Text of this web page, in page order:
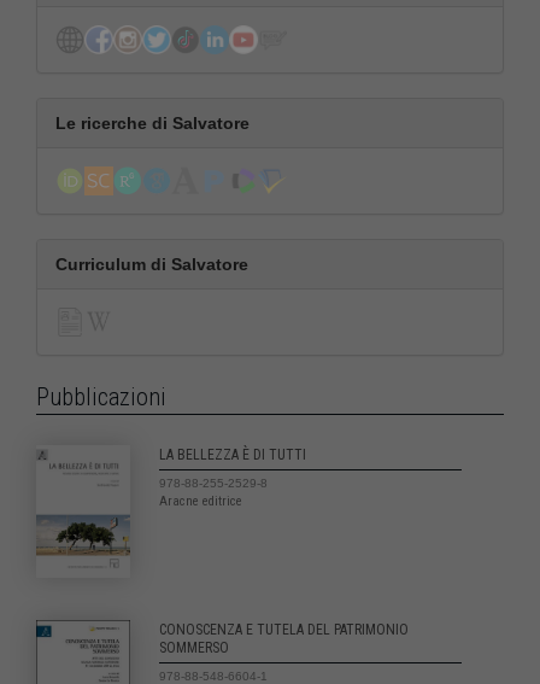
Le ricerche di Salvatore
Curriculum di Salvatore
Pubblicazioni
LA BELLEZZA È DI TUTTI
978-88-255-2529-8
Aracne editrice
CONOSCENZA E TUTELA DEL PATRIMONIO
SOMMERSO
978-88-548-6604-1